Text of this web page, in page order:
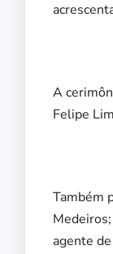
A
Felipe
Também
agente